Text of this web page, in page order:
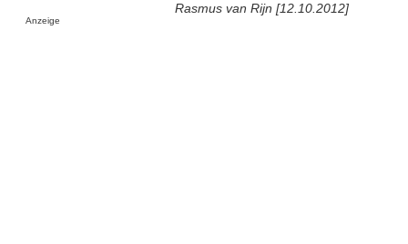
Rasmus van Rijn [12.10.2012]
Anzeige